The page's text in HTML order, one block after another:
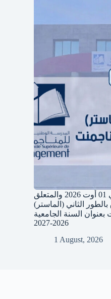
إعلان رقم 2026/001 المؤرخ في 01 أوت 2026 والمتعلق
بالطور الثاني (الماستر)
بعنوان السنة الجامعية
2026-2027
1 August, 2026